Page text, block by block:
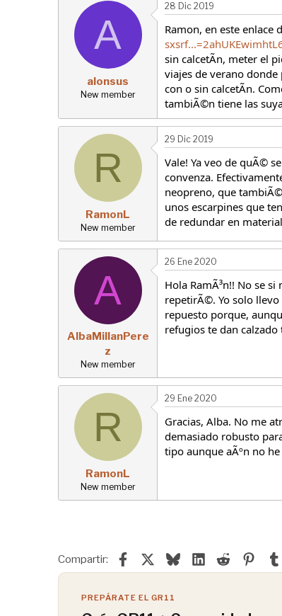
A
alonsus
New member
28 Dic 2019
Ramon, en este enlace
sin calcetÃn, meter el
viajes de verano
con o sin calcetÃn.
tambiÃ©n tiene las
R
RamonL
New member
29 Dic 2019
Vale! Ya veo de quÃ©
convenza.
neopreno, que
unos escarpines que
de redundar en
A
AlbaMillanPere
z
New member
26 Ene 2020
Hola RamÃ³n!! No se
repetirÃ©. Yo solo
repuesto porque,
refugios te dan
R
RamonL
New member
29 Ene 2020
Gracias, Alba. No me
demasiado robusto
tipo aunque aÃºn no
Compartir: FacebookBlueskyLinkedIn
Reddit
PREPÁRATE EL GR11